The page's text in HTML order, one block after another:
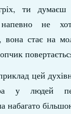
ти думаєш
не
вона стає на
цей
у людей
набагато